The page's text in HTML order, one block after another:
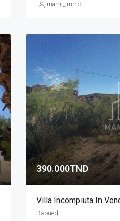
mami_immo
390.000TND
Raoued